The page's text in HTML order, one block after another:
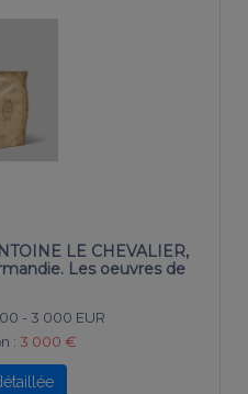
LE CHEVALIER,
Les oeuvres de
- 3 000 EUR
: 3 000 €